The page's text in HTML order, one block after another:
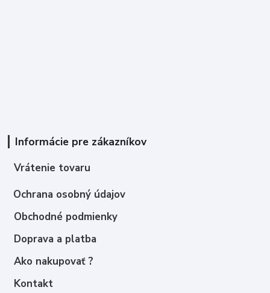
Informácie pre zákazníkov
Vrátenie tovaru
Ochrana osobný údajov
Obchodné podmienky
Doprava a platba
Ako nakupovať ?
Kontakt